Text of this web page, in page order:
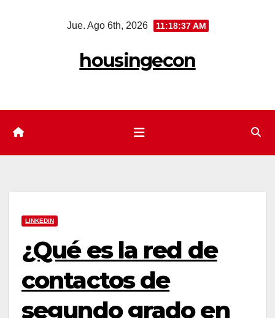
Jue. Ago 6th, 2026 11:18:39 AM
housingecon
LINKEDIN
¿Qué es la red de
contactos de
segundo grado en